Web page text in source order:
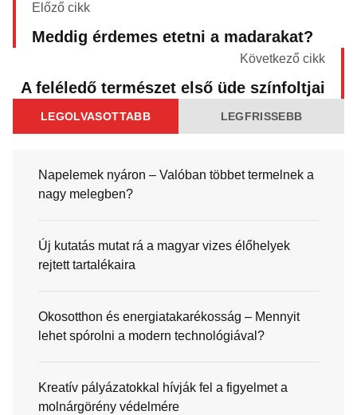
Előző cikk
Meddig érdemes etetni a madarakat?
Következő cikk
A feléledő természet első üde színfoltjai
LEGOLVASOTTABB LEGFRISSEBB
Napelemek nyáron – Valóban többet termelnek a
nagy melegben?
Új kutatás mutat rá a magyar vizes élőhelyek
rejtett tartalékaira
Okosotthon és energiatakarékosság – Mennyit
lehet spórolni a modern technológiával?
Kreatív pályázatokkal hívják fel a figyelmet a
molnárgörény védelmére